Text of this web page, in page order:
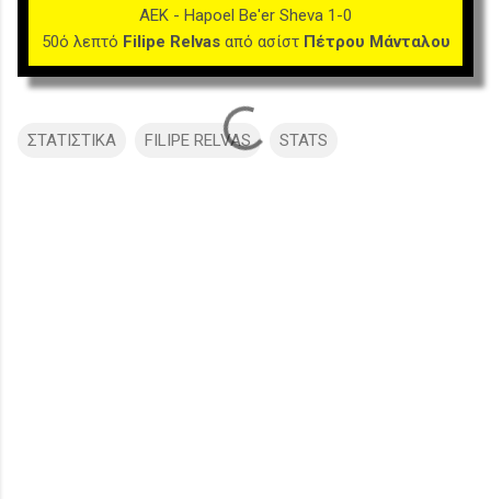
ΑΕΚ - Hapoel Be'er Sheva 1-0
50ό λεπτό Filipe Relvasαπό ασίστ Πέτρου Μάνταλου
ΣΤΑΤΙΣΤΙΚΑ FILIPE RELVAS STATS